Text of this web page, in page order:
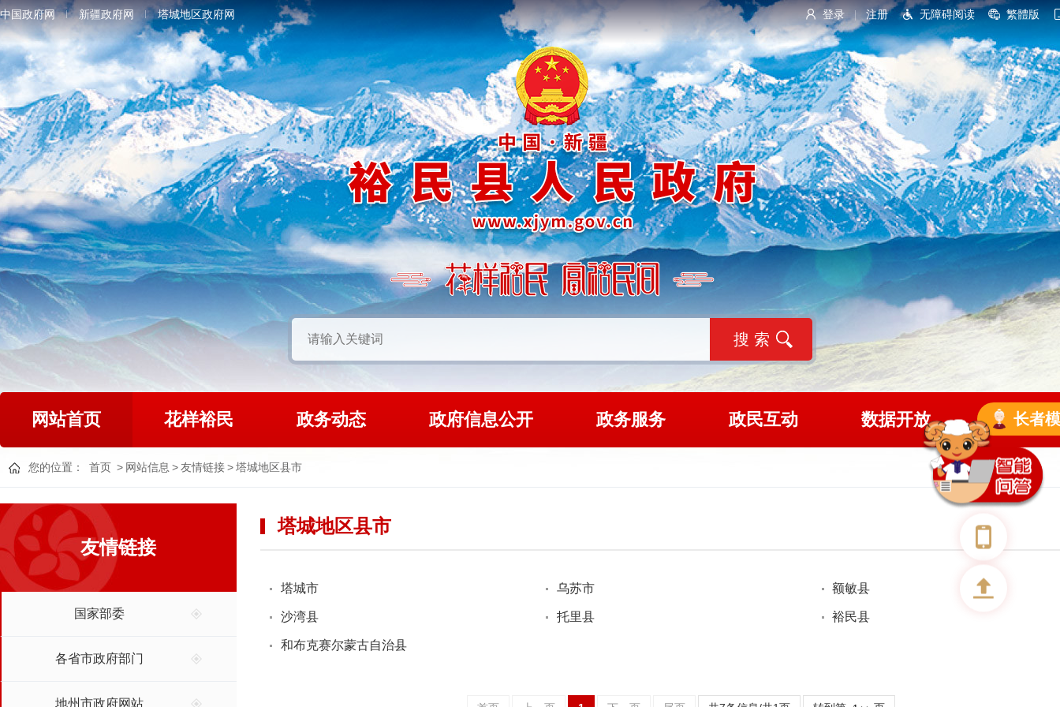
登录 注册 无障碍阅读 繁體版
中国政府网 新疆政府网 塔城地区政府网
网站首页 花样裕民 政务动态 政府信息公开 政务服务 政民互动 数据开放 长者
您的位置： 首页 > 网站信息 >友情链接>塔城地区县市
友情链接
国家部委
各省市政府部门
地州市政府网站
塔城地区县市
塔城市 乌苏市 额敏县
沙湾县 托里县 裕民县
和布克赛尔蒙古自治县